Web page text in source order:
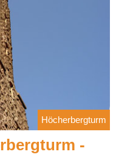
Höcherbergturm
-